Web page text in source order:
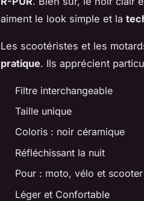
aiment le look simple et la
Les scootéristes et les
pratique. Ils apprécient
Filtre interchangeable
Taille unique
Coloris : noir céramique
Réfléchissant la nuit
Pour : moto, vélo et scooter
Léger et Confortable